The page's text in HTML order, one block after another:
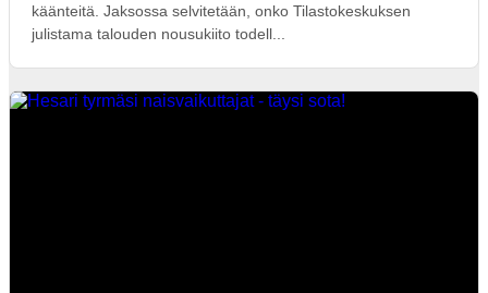
käänteitä. Jaksossa selvitetään, onko Tilastokeskuksen
julistama talouden nousukiito todell...